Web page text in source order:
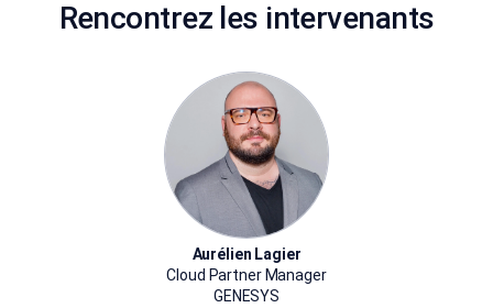
Rencontrez les intervenants
Aurélien Lagier
Cloud Partner Manager
GENESYS